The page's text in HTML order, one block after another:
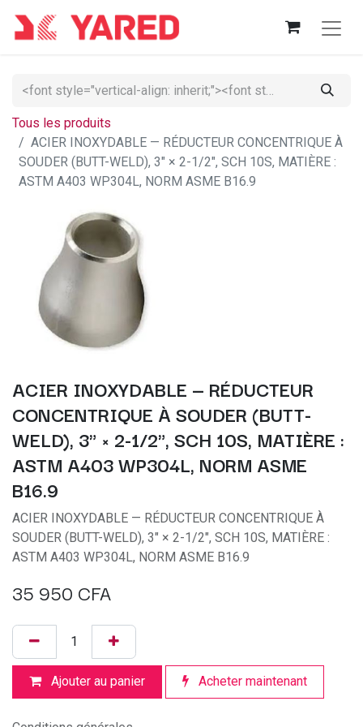
Tous les produits
ACIER INOXYDABLE — RÉDUCTEUR CONCENTRIQUE À
SOUDER (BUTT-WELD), 3" × 2-1/2", SCH 10S, MATIÈRE :
ASTM A403 WP304L, NORM ASME B16.9
ACIER INOXYDABLE — RÉDUCTEUR
CONCENTRIQUE À SOUDER (BUTT-
WELD), 3" × 2-1/2", SCH 10S, MATIÈRE :
ASTM A403 WP304L, NORM ASME
B16.9
ACIER INOXYDABLE — RÉDUCTEUR CONCENTRIQUE À
SOUDER (BUTT-WELD), 3" × 2-1/2", SCH 10S, MATIÈRE :
ASTM A403 WP304L, NORM ASME B16.9
35 950 CFA
Ajouter au panier Acheter maintenant